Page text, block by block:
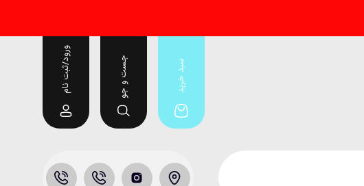
سبد خرید جست و جو ورود/ثبت نام